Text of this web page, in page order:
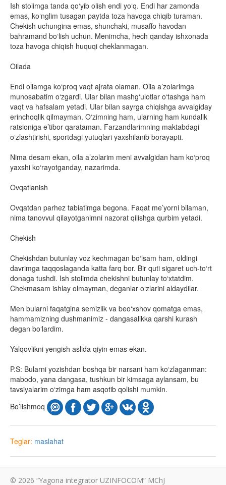
Ish stolimga tanda qo‘yib olish endi yo‘q. Endi har zamonda
emas, ko‘nglim tusagan paytda toza havoga chiqib turaman.
Chekish uchungina emas, shunchaki, musaffo havodan
bahramand bo‘lish uchun. Menimcha, hech qanday ishxonada
toza havoga chiqish huquqi cheklanmagan.
Oilada
Endi oilamga ko‘proq vaqt ajrata olaman. Oila a’zolarimga
munosabatim o‘zgardi. Ular bilan mashg‘ulotlar o‘tashga ham
vaqt va hafsalam yetadi. Ular bilan sayrga chiqishga avvalgiday
erinchoqlik qilmayman. O‘zimning ham, ularning ham kundalik
ratsioniga e’tibor qarataman. Farzandlarimning maktabdagi
o‘zlashtirishi, sportdagi yutuqlari yaxshilanib borayapti.
Nima desam ekan, oila a’zolarim meni avvalgidan ham ko‘proq
yaxshi ko‘rayotganday, nazarimda.
Ovqatlanish
Ovqatdan parhez tabiatimga begona. Faqat me’yorni bilaman,
nima tanovvul qilayotganimni nazorat qilishga qurbim yetadi.
Chekish
Chekishdan butunlay voz kechmagan bo‘lsam ham, oldingi
davrimga taqqoslaganda katta farq bor. Bir quti sigaret uch-to‘rt
donaga tushdi. Ish stolimda chekishni butunlay to‘xtatdim.
Chekmasam ishlay olmayman, deganlar o‘zlarini aldaydilar.
Men bularni faqatgina semizlik va beo‘xshov qomatga emas,
hammamizning dushmanimiz - dangasalikka qarshi kurash
degan bo‘lardim.
Yalqovlikni yengish aslida qiyin emas ekan.
P.S: Bularni yozishdan boshqa bir narsani ham ko‘zlaganman:
mabodo, yana dangasa, tushkun bir kimsaga aylansam, bu
tavsiyalarim o‘zimga ham asqotib qolishi mumkin.
Bo’lishmoq
Teglar: maslahat
© 2026 “Yagona integrator UZINFOCOM” MChJ